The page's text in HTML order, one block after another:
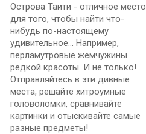
Острова Таити - отличное место
для того, чтобы найти что-
нибудь по-настоящему
удивительное... Например,
перламутровые жемчужины
редкой красоты. И не только!
Отправляйтесь в эти дивные
места, решайте хитроумные
головоломки, сравнивайте
картинки и отыскивайте самые
разные предметы!